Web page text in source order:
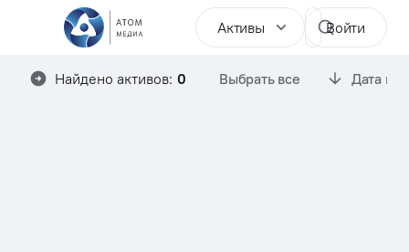
Активы Войти
Найдено активов: 0 Выбрать все Дата